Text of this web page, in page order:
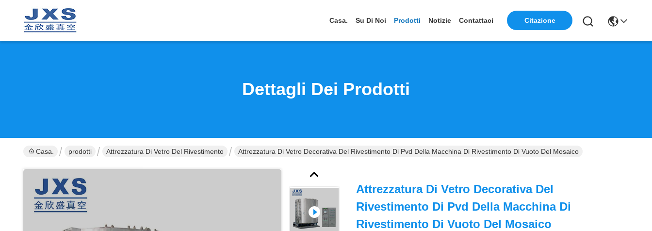
Casa. Su Di Noi Prodotti Notizie Contattaci Citazione
Dettagli Dei Prodotti
Casa. prodotti Attrezzatura Di Vetro Del Rivestimento Attrezzatura Di Vetro Decorativa Del Rivestimento Di Pvd Della Macchina Di Rivestimento Di Vuoto Del Mosaico
Attrezzatura Di Vetro Decorativa Del
Rivestimento Di Pvd Della Macchina Di
Rivestimento Di Vuoto Del Mosaico